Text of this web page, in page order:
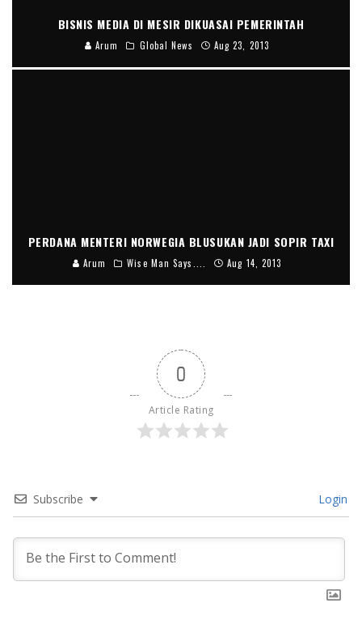
BISNIS MEDIA DI MESIR DIKUASAI PEMERINTAH
Arum Global News Aug 23, 2013
PERDANA MENTERI NORWEGIA BLUSUKAN JADI SOPIR TAXI
Arum Wise Man Says.... Aug 14, 2013
0
Article Rating
Subscribe Login